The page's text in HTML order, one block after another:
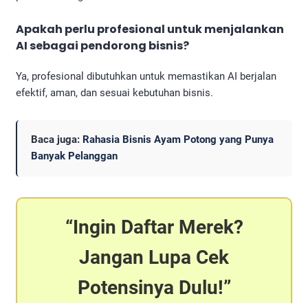
Apakah perlu profesional untuk menjalankan
AI sebagai pendorong bisnis?
Ya, profesional dibutuhkan untuk memastikan AI berjalan
efektif, aman, dan sesuai kebutuhan bisnis.
Baca juga: Rahasia Bisnis Ayam Potong yang Punya
Banyak Pelanggan
Ingin Daftar Merek?
Jangan Lupa Cek
Potensinya Dulu!